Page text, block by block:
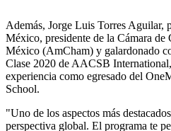
Además, Jorge Luis Torres Aguilar,
México, presidente de la Cámara de
México (AmCham) y galardonado
Clase 2020 de AACSB
experiencia como egresado del
School.
"Uno de los aspectos más
perspectiva global. El programa te